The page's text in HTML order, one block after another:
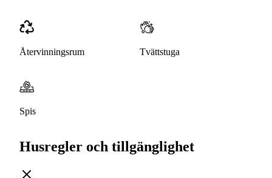
Återvinningsrum Tvättstuga
Spis
Husregler och tillgänglighet